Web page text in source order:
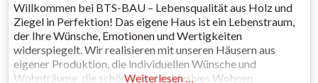
Willkommen bei BTS-BAU – Lebensqualität aus Holz und
Ziegel in Perfektion! Das eigene Haus ist ein Lebenstraum,
der Ihre Wünsche, Emotionen und Wertigkeiten
widerspiegelt. Wir realisieren mit unseren Häusern aus
eigener Produktion, die individuellen Wünsche und
Wohnträume, die schönes und exklusives Wohnen
Weiterlesen …